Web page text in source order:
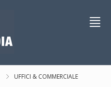
UFFICI & COMMERCIALE